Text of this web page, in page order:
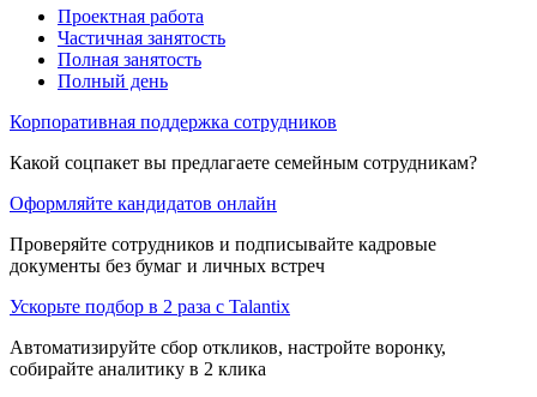
Проектная работа
Частичная занятость
Полная занятость
Полный день
Корпоративная поддержка сотрудников
Какой соцпакет вы предлагаете семейным сотрудникам?
Оформляйте кандидатов онлайн
Проверяйте сотрудников и подписывайте кадровые
документы без бумаг и личных встреч
Ускорьте подбор в 2 раза с Talantix
Автоматизируйте сбор откликов, настройте воронку,
собирайте аналитику в 2 клика